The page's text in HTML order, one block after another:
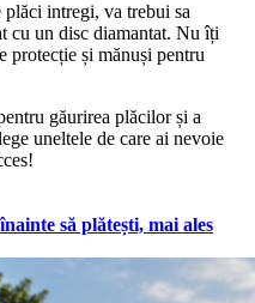
plăci intregi, va trebui sa
cu un disc diamantat. Nu îți
protecție și mănuși pentru
găurirea plăcilor și a
uneltele de care ai nevoie
să plătești, mai ales